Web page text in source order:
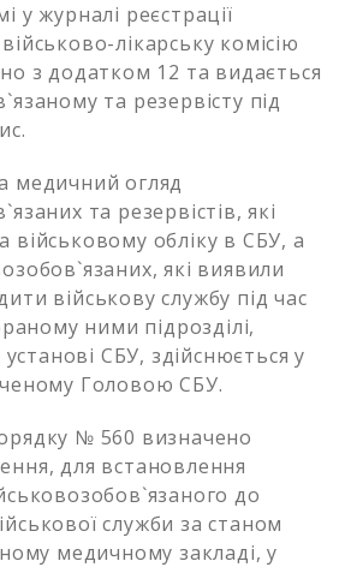
у журналі реєстрації
лікарську комісію
з додатком 12 та видається
та резервісту під
медичний огляд
та резервістів, які
військовому обліку в СБУ, а
які виявили
військову службу під час
ними підрозділі,
установі СБУ, здійснюється у
Головою СБУ.
№ 560 визначено
для встановлення
до
служби за станом
медичному закладі, у